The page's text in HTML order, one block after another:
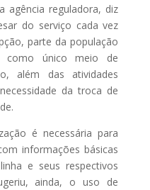
agência reguladora, diz
do serviço cada vez
parte da população
como único meio de
além das atividades
da troca de
é necessária para
informações básicas
e seus respectivos
ainda, o uso de